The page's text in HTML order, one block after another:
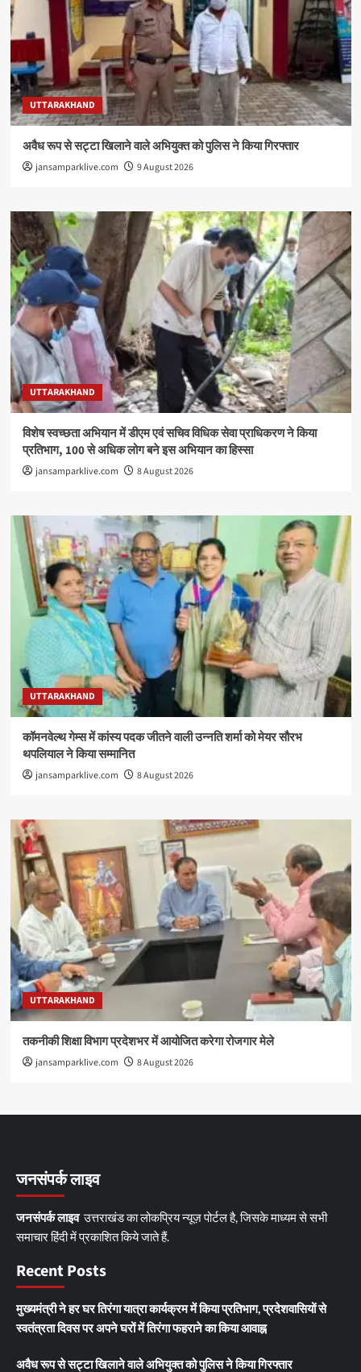
UTTARAKHAND
अवैध रूप से सट्टा खिलाने वाले अभियुक्त को पुलिस ने किया गिरफ्तार
jansamparklive.com 9 August 2026
UTTARAKHAND
विशेष स्वच्छता अभियान में डीएम एवं सचिव विधिक सेवा प्राधिकरण ने किया
प्रतिभाग, 100 से अधिक लोग बने इस अभियान का हिस्सा
jansamparklive.com 8 August 2026
UTTARAKHAND
कॉमनवेल्थ गेम्स में कांस्य पदक जीतने वाली उन्नति शर्मा को मेयर सौरभ
थपलियाल ने किया सम्मानित
jansamparklive.com 8 August 2026
UTTARAKHAND
तकनीकी शिक्षा विभाग प्रदेशभर में आयोजित करेगा रोजगार मेले
jansamparklive.com 8 August 2026
जनसंपर्क लाइव
जनसंपर्क लाइवउत्तराखंड का लोकप्रिय न्यूज़ पोर्टल है, जिसके माध्यम से सभी
समाचार हिंदी में प्रकाशित किये जाते हैं.
Recent Posts
मुख्यमंत्री ने हर घर तिरंगा यात्रा कार्यक्रम में किया प्रतिभाग, प्रदेशवासियों से
स्वतंत्रता दिवस पर अपने घरों में तिरंगा फहराने का किया आवाह्न
अवैध रूप से सट्टा खिलाने वाले अभियुक्त को पुलिस ने किया गिरफ्तार